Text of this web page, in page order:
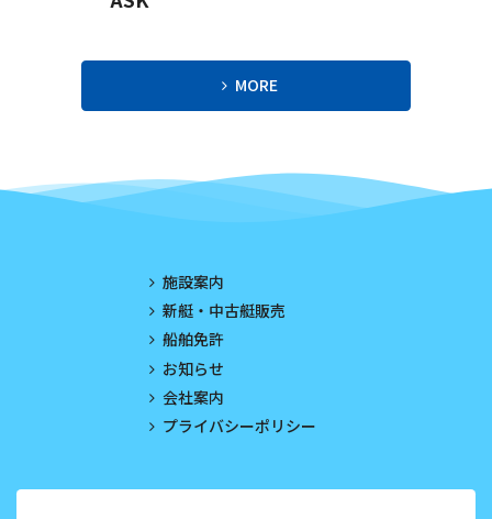
2022年11月
MORE
施設案内
新艇・中古艇販売
船舶免許
お知らせ
会社案内
プライバシーポリシー